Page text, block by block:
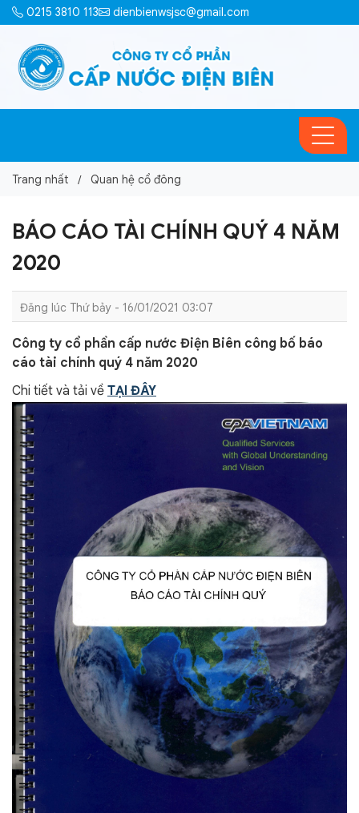
0215 3810 113 dienbienwsjsc@gmail.com
Trang nhất Quan hệ cổ đông
BÁO CÁO TÀI CHÍNH QUÝ 4 NĂM
2020
Đăng lúc Thứ bảy - 16/01/2021 03:07
Công ty cổ phần cấp nước Điện Biên công bố báo
cáo tài chính quý 4 năm 2020
Chi tiết và tải về TẠI ĐÂY